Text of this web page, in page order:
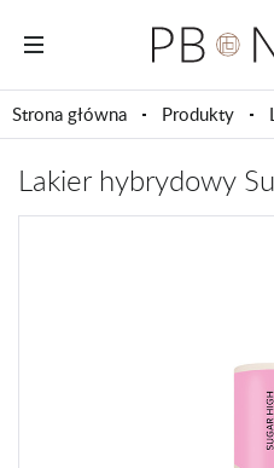
Strona główna Produkty
Lakier hybrydowy